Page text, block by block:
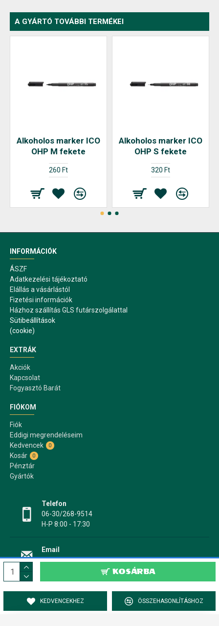
KOSÁRBA
KEDVENCEKHEZ ÖSSZEHASONLÍTÁSHOZ
A GYÁRTÓ TOVÁBBI TERMÉKEI
Alkoholos marker ICO
OHP M fekete
260 Ft
Alkoholos marker ICO
OHP S fekete
320 Ft
INFORMÁCIÓK
ÁSZF
Adatkezelési tájékoztató
Elállás a vásárlástól
Fizetési információk
Házhoz szállítás GLS futárszolgálattal
Sütibeállítások
(cookie)
EXTRÁK
Akciók
Kapcsolat
Fogyasztó Barát
FIÓKOM
Fiók
Eddigi megrendeléseim
Kedvencek
0
Kosár 0
Pénztár
Gyártók
Telefon
06-30/268-9514
H-P 8:00 - 17:30
Email
info@papir17.hu
PAPÍR17.HU Papír-, írószer webáruház © 2022-2025 - Minden jog fenntartva!